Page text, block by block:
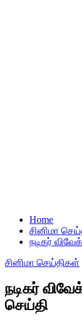
Home
சினிமா
நடிகர்
சினிமா செய்திகள்
நடிகர்
செய்தி